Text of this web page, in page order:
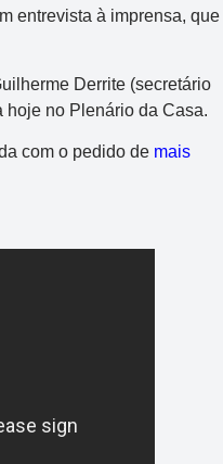
entrevista à imprensa, que
Derrite (secretário
no Plenário da Casa.
com o pedido de mais